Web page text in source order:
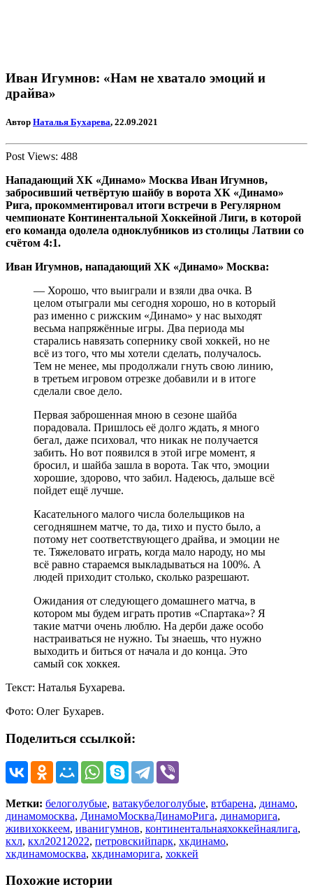
Иван Игумнов: «Нам не хватало эмоций и
драйва»
Автор Наталья Бухарева, 22.09.2021
Post Views: 488
Нападающий ХК «Динамо» Москва Иван Игумнов,
забросивший четвёртую шайбу в ворота ХК «Динамо»
Рига, прокомментировал итоги встречи в Регулярном
чемпионате Континентальной Хоккейной Лиги, в которой
его команда одолела одноклубников из столицы Латвии со
счётом 4:1.
Иван Игумнов, нападающий ХК «Динамо» Москва:
— Хорошо, что выиграли и взяли два очка. В
целом отыграли мы сегодня хорошо, но в который
раз именно с рижским «Динамо» у нас выходят
весьма напряжённые игры. Два периода мы
старались навязать сопернику свой хоккей, но не
всё из того, что мы хотели сделать, получалось.
Тем не менее, мы продолжали гнуть свою линию,
в третьем игровом отрезке добавили и в итоге
сделали свое дело.
Первая заброшенная мною в сезоне шайба
порадовала. Пришлось её долго ждать, я много
бегал, даже психовал, что никак не получается
забить. Но вот появился в этой игре момент, я
бросил, и шайба зашла в ворота. Так что, эмоции
хорошие, здорово, что забил. Надеюсь, дальше всё
пойдет ещё лучше.
Касательного малого числа болельщиков на
сегодняшнем матче, то да, тихо и пусто было, а
потому нет соответствующего драйва, и эмоции не
те. Тяжеловато играть, когда мало народу, но мы
всё равно стараемся выкладываться на 100%. А
людей приходит столько, сколько разрешают.
Ожидания от следующего домашнего матча, в
котором мы будем играть против «Спартака»? Я
такие матчи очень люблю. На дерби даже особо
настраиваться не нужно. Ты знаешь, что нужно
выходить и биться от начала и до конца. Это
самый сок хоккея.
Текст: Наталья Бухарева.
Фото: Олег Бухарев.
Поделиться ссылкой:
Метки: белоголубые, ватакубелоголубые, втбарена, динамо,
динамомосква, ДинамоМоскваДинамоРига, динаморига,
живихоккеем, иванигумнов, континентальнаяхоккейнаялига,
кхл, кхл20212022, петровскийпарк, хкдинамо,
хкдинамомосква, хкдинаморига, хоккей
Похожие истории